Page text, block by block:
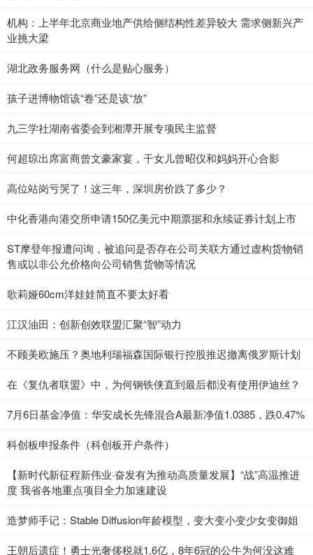
机构：上半年北京商业地产供给侧结构性差异较大 需求侧新兴产
业挑大梁
湖北政务服务网（什么是贴心服务）
孩子进博物馆该“卷”还是该“放”
九三学社湖南省委会到湘潭开展专项民主监督
何超琼出席富商曾文豪家宴，干女儿曾昭仪和妈妈开心合影
高位站岗亏哭了！这三年，深圳房价跌了多少？
中化香港向港交所申请150亿美元中期票据和永续证券计划上市
ST摩登年报遭问询，被追问是否存在公司关联方通过虚构货物销
售或以非公允价格向公司销售货物等情况
歌莉娅60cm洋娃娃简直不要太好看
江汉油田：创新创效联盟汇聚“智”动力
不顾美欧施压？奥地利瑞福森国际银行控股推迟撤离俄罗斯计划
在《复仇者联盟》中，为何钢铁侠直到最后都没有使用伊迪丝？
7月6日基金净值：华安成长先锋混合A最新净值1.0385，跌0.47%
科创板申报条件（科创板开户条件）
【新时代新征程新伟业·奋发有为推动高质量发展】“战”高温推进
度 我省各地重点项目全力加速建设
造梦师手记：Stable Diffusion年龄模型，变大变小变少女变御姐
王朝后遗症！勇士光奢侈税就1.6亿，8年6冠的公牛为何没这难